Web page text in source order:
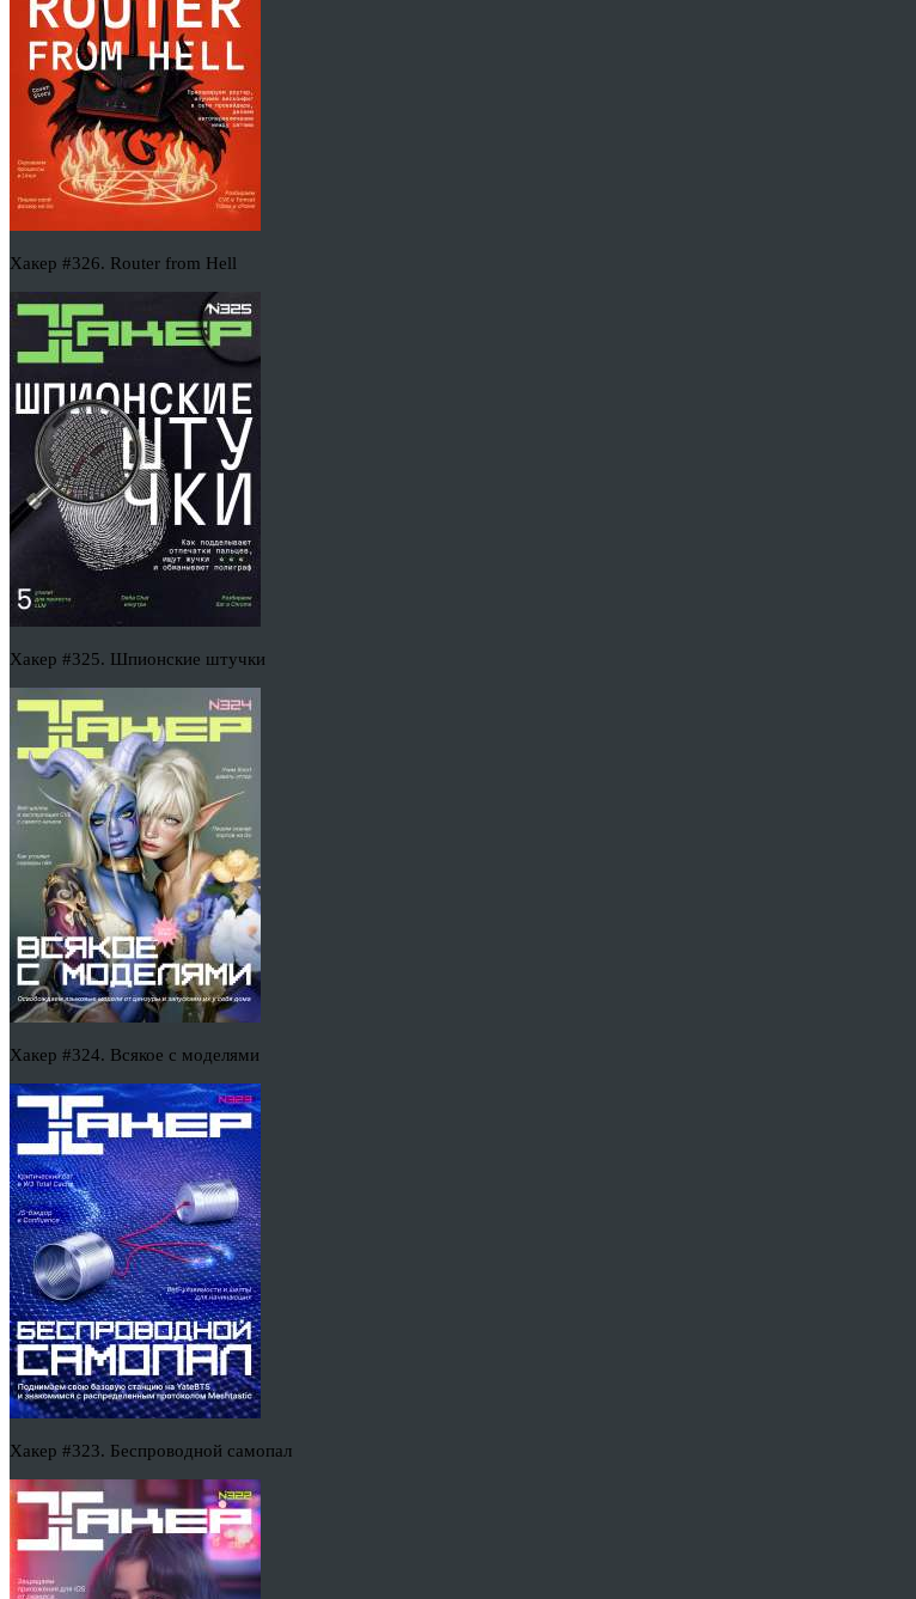
Хакер #326. Router from Hell
Хакер #325. Шпионские штучки
Хакер #324. Всякое с моделями
Хакер #323. Беспроводной самопал